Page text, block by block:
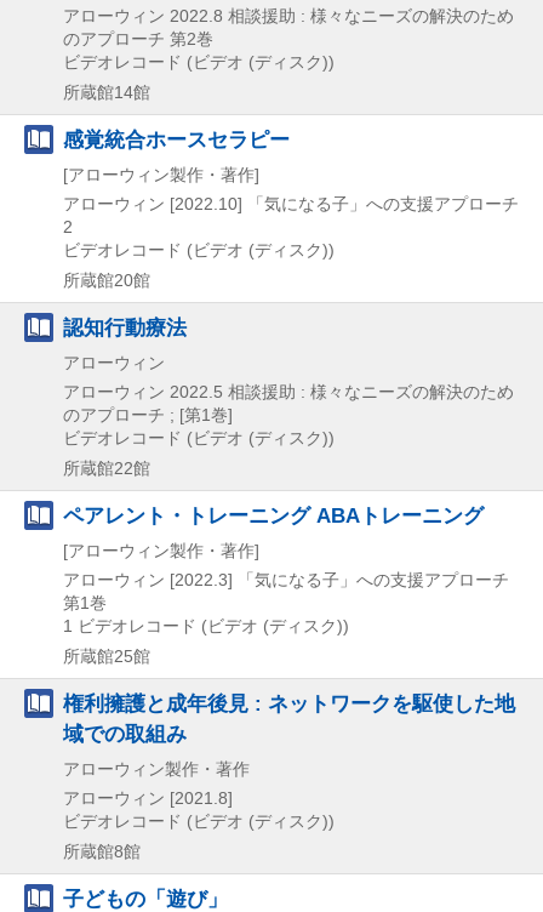
アローウィン 2022.8 相談援助 : 様々なニーズの解決のため
のアプローチ 第2巻
ビデオレコード (ビデオ (ディスク))
所蔵館14館
感覚統合ホースセラピー
[アローウィン製作・著作]
アローウィン [2022.10]
「気になる子」への支援アプローチ
2
ビデオレコード (ビデオ (ディスク))
所蔵館20館
認知行動療法
アローウィン
アローウィン 2022.5 相談援助 : 様々なニーズの解決のため
のアプローチ ; [第1巻]
ビデオレコード (ビデオ (ディスク))
所蔵館22館
ペアレント・トレーニング ABAトレーニング
[アローウィン製作・著作]
アローウィン [2022.3]
「気になる子」への支援アプローチ
第1巻
1 ビデオレコード (ビデオ (ディスク))
所蔵館25館
権利擁護と成年後見 : ネットワークを駆使した地
域での取組み
アローウィン製作・著作
アローウィン [2021.8]
ビデオレコード (ビデオ (ディスク))
所蔵館8館
子どもの「遊び」